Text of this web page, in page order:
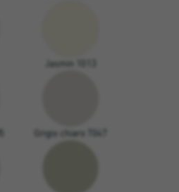
Jasmin 1013
Grigio chiaro 7047